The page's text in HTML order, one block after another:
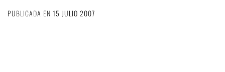
PUBLICADA EN 15 JULIO 2007